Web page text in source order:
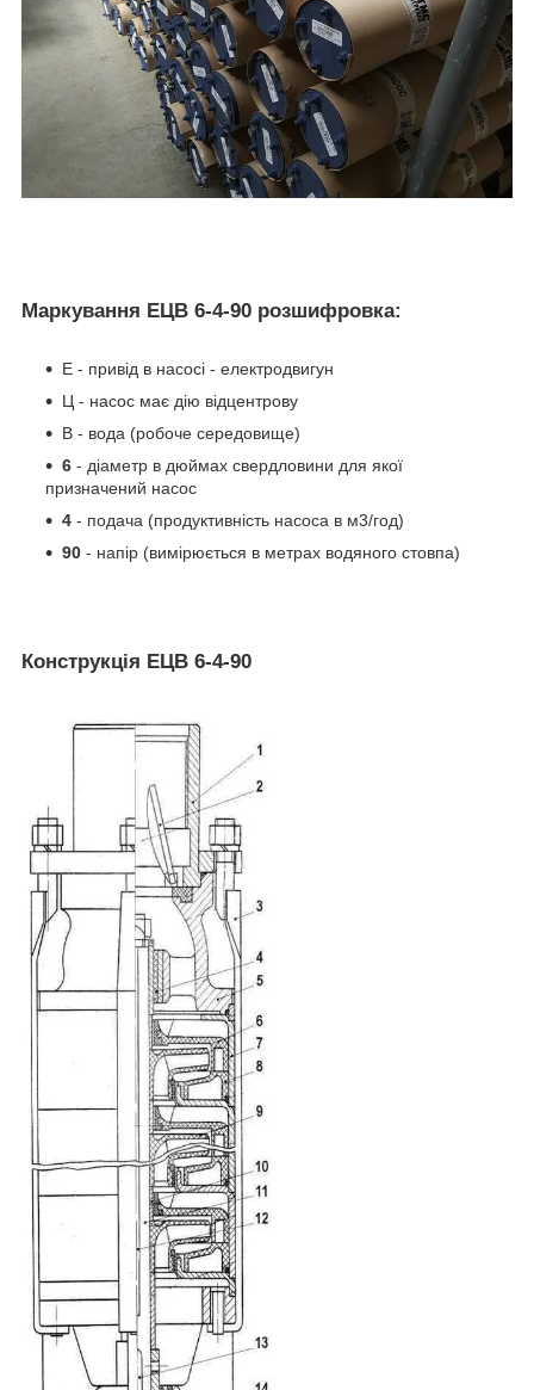
Маркування ЕЦВ 6-4-90 розшифровка:
Е - привід в насосі - електродвигун
Ц - насос має дію відцентрову
В - вода (робоче середовище)
6 - діаметр в дюймах свердловини для якої
призначений насос
4 - подача (продуктивність насоса в м3/год)
90 - напір (вимірюється в метрах водяного стовпа)
Конструкція ЕЦВ 6-4-90